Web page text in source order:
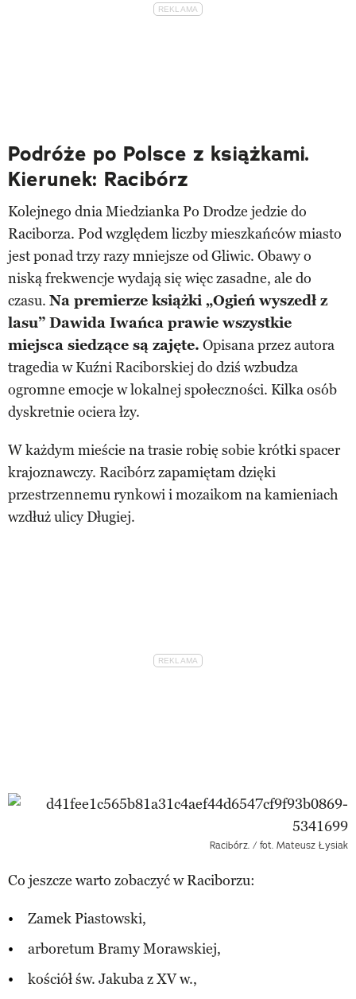
Podróże po Polsce z książkami.
Kierunek: Racibórz
Kolejnego dnia Miedzianka Po Drodze jedzie do
Raciborza. Pod względem liczby mieszkańców miasto
jest ponad trzy razy mniejsze od Gliwic. Obawy o
niską frekwencje wydają się więc zasadne, ale do
czasu. Na premierze książki „Ogień wyszedł z
lasu” Dawida Iwańca prawie wszystkie
miejsca siedzące są zajęte. Opisana przez autora
tragedia w Kuźni Raciborskiej do dziś wzbudza
ogromne emocje w lokalnej społeczności. Kilka osób
dyskretnie ociera łzy.
W każdym mieście na trasie robię sobie krótki spacer
krajoznawczy. Racibórz zapamiętam dzięki
przestrzennemu rynkowi i mozaikom na kamieniach
wzdłuż ulicy Długiej.
Racibórz. / fot. Mateusz Łysiak
Co jeszcze warto zobaczyć w Raciborzu:
Zamek Piastowski,
arboretum Bramy Morawskiej,
kościół św. Jakuba z XV w.,